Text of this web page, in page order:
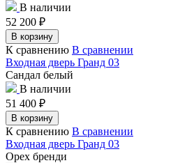
В наличии
52 200 ₽
В корзину
К сравнению В сравнении
Входная дверь Гранд 03
Сандал белый
В наличии
51 400 ₽
В корзину
К сравнению В сравнении
Входная дверь Гранд 03
Орех бренди